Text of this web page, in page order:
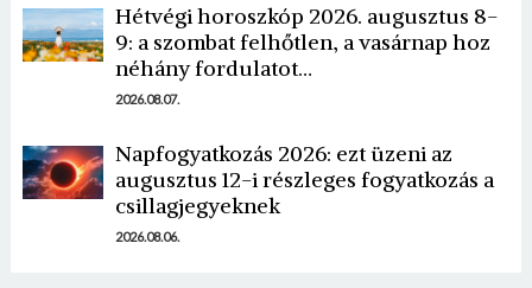
Hétvégi horoszkóp 2026. augusztus 8-
9: a szombat felhőtlen, a vasárnap hoz
néhány fordulatot…
2026.08.07.
Napfogyatkozás 2026: ezt üzeni az
augusztus 12-i részleges fogyatkozás a
csillagjegyeknek
2026.08.06.